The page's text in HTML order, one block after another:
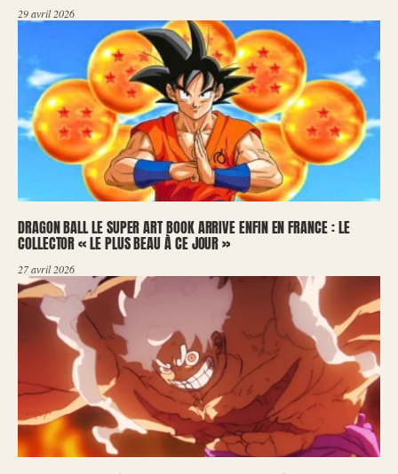
29 avril 2026
DRAGON BALL LE SUPER ART BOOK ARRIVE ENFIN EN FRANCE : LE
COLLECTOR « LE PLUS BEAU À CE JOUR »
27 avril 2026